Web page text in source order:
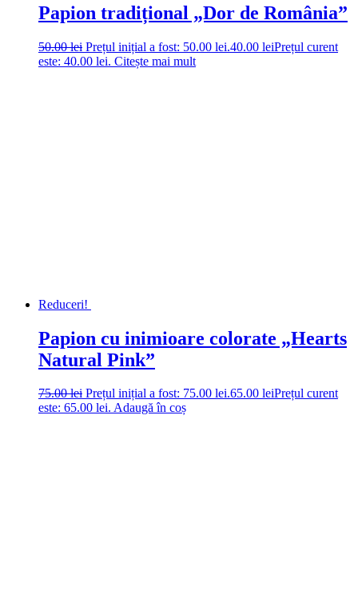
Papion tradițional „Dor de România”
50.00lei Prețul inițial a fost: 50.00 lei.40.00 leiPrețul curent
este: 40.00 lei. Citește mai mult
Reduceri!
Papion cu inimioare colorate „Hearts
Natural Pink”
75.00lei Prețul inițial a fost: 75.00 lei.65.00 leiPrețul curent
este: 65.00 lei. Adaugă în coș